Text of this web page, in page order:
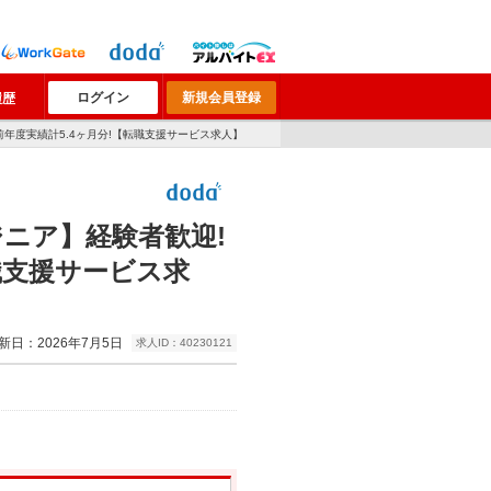
歴 ログイン 新規会員登録
度実績計5.4ヶ月分!【転職支援サービス求人】
ア】経験者歓迎!
援サービス求
日：2026年7月5日 求人ID：40230121